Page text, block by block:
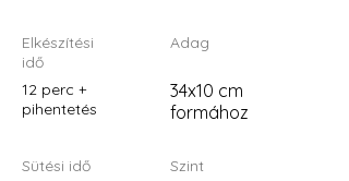
Elkészítési
idő
12 perc +
pihentetés
Sütési idő
Adag
34x10 cm
formához
Szint